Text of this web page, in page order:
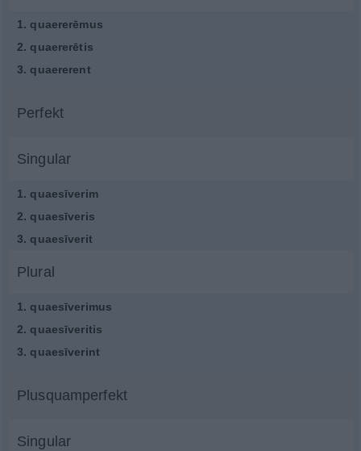
1. quaererēmus
2. quaererētis
3. quaererent
Perfekt
Singular
1. quaesīverim
2. quaesīveris
3. quaesīverit
Plural
1. quaesīverimus
2. quaesīveritis
3. quaesīverint
Plusquamperfekt
Singular